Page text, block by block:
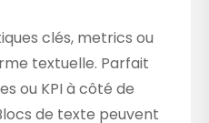
clés, metrics ou
textuelle. Parfait
ou KPI à côté de
de texte peuvent